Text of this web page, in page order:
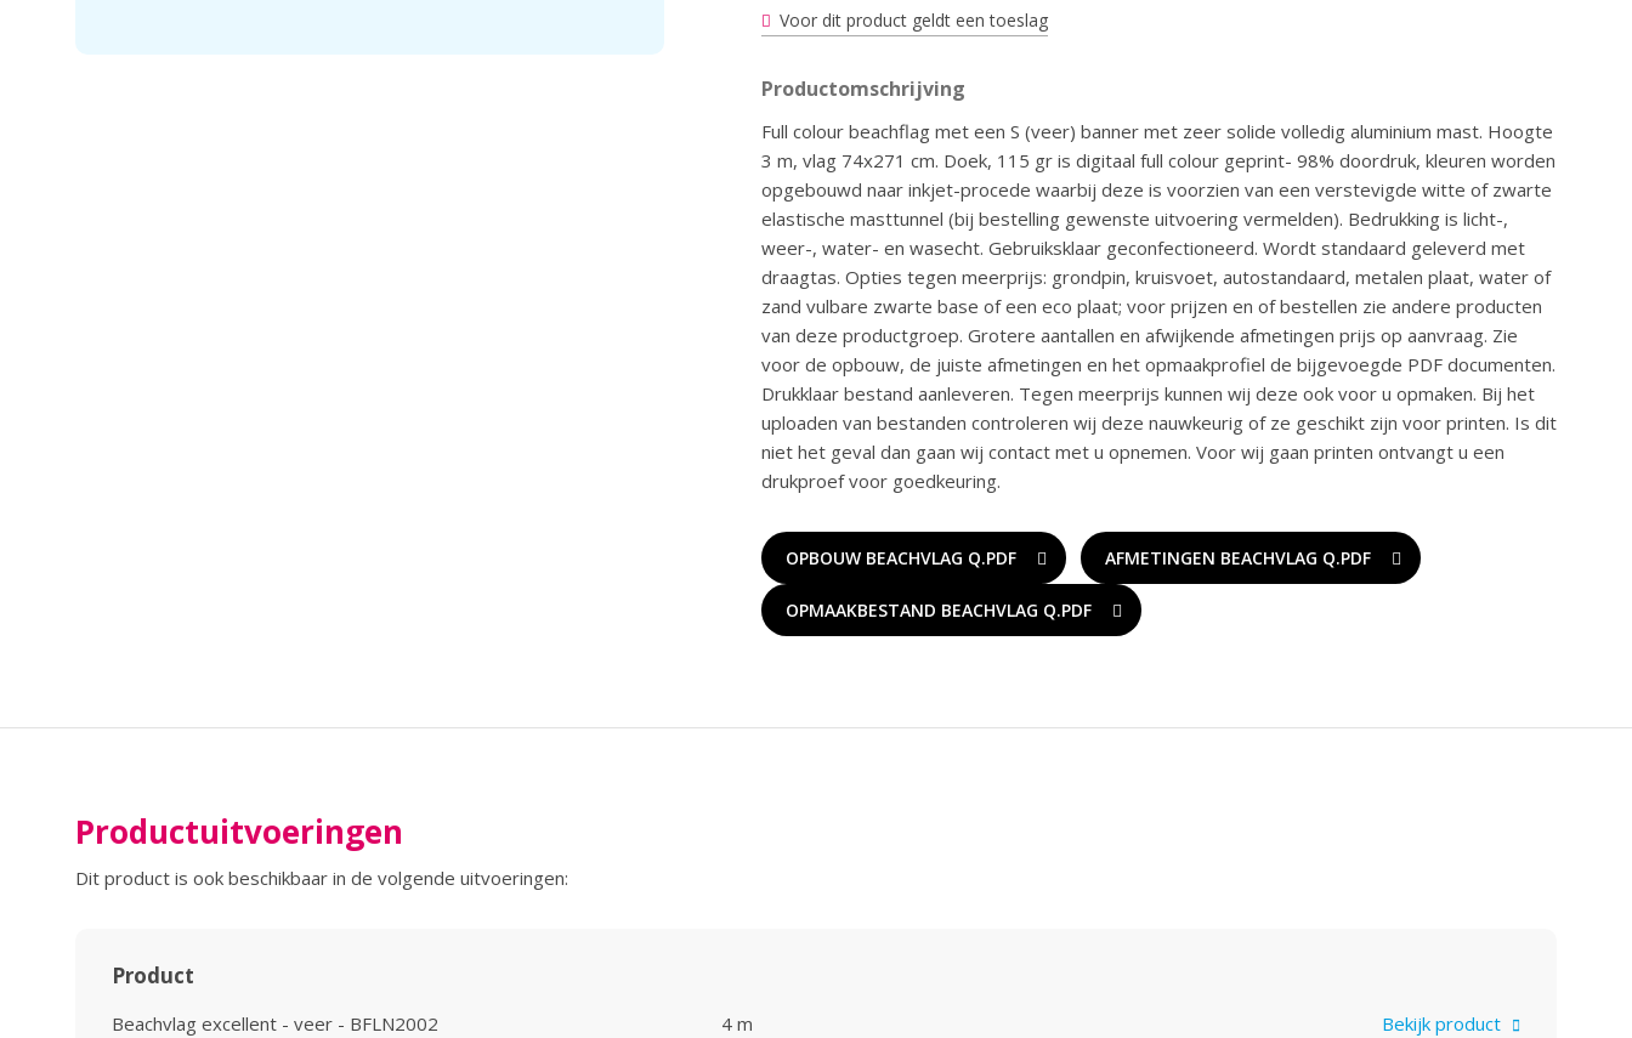
Voor dit product geldt een toeslag
Productomschrijving
Full colour beachflag met een S (veer) banner met zeer solide volledig aluminium mast. Hoogte
3 m, vlag 74x271 cm. Doek, 115 gr is digitaal full colour geprint- 98% doordruk, kleuren worden
opgebouwd naar inkjet-procede waarbij deze is voorzien van een verstevigde witte of zwarte
elastische masttunnel (bij bestelling gewenste uitvoering vermelden). Bedrukking is licht-,
weer-, water- en wasecht. Gebruiksklaar geconfectioneerd. Wordt standaard geleverd met
draagtas. Opties tegen meerprijs: grondpin, kruisvoet, autostandaard, metalen plaat, water of
zand vulbare zwarte base of een eco plaat; voor prijzen en of bestellen zie andere producten
van deze productgroep. Grotere aantallen en afwijkende afmetingen prijs op aanvraag. Zie
voor de opbouw, de juiste afmetingen en het opmaakprofiel de bijgevoegde PDF documenten.
Drukklaar bestand aanleveren. Tegen meerprijs kunnen wij deze ook voor u opmaken. Bij het
uploaden van bestanden controleren wij deze nauwkeurig of ze geschikt zijn voor printen. Is dit
niet het geval dan gaan wij contact met u opnemen. Voor wij gaan printen ontvangt u een
drukproef voor goedkeuring.
OPBOUW BEACHVLAG Q.PDF AFMETINGEN BEACHVLAG Q.PDF
OPMAAKBESTAND BEACHVLAG Q.PDF
Productuitvoeringen
Dit product is ook beschikbaar in de volgende uitvoeringen:
Product
Beachvlag excellent - veer - BFLN2002 4 m Bekijk product